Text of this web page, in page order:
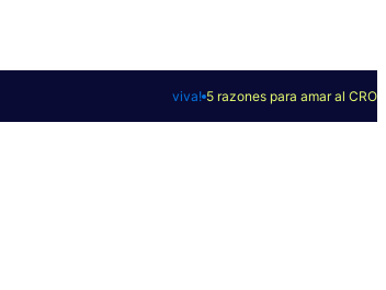
viva! 5 razones para amar al CRO